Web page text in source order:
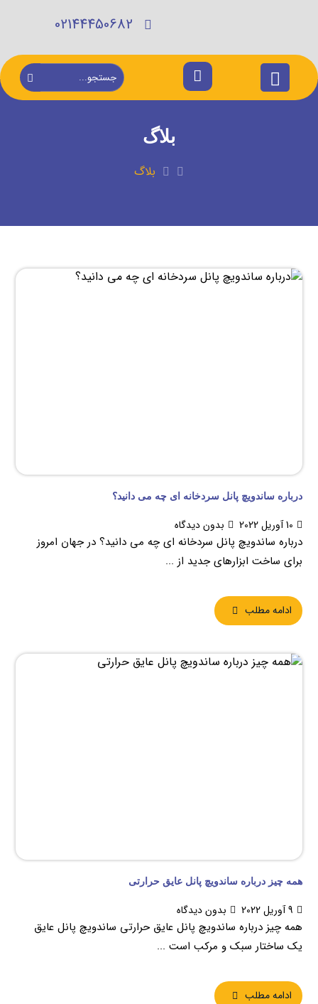
02144450682
بلاگ
بلاگ
درباره ساندویچ پانل سردخانه ای چه می دانید؟
10 آوریل 2022 بدون دیدگاه
درباره ساندویچ پانل سردخانه ای چه می دانید؟ در جهان امروز
برای ساخت ابزارهای جدید از ...
ادامه مطلب
همه چیز درباره ساندویچ پانل عایق حرارتی
9 آوریل 2022 بدون دیدگاه
همه چیز درباره ساندویچ پانل عایق حرارتی ساندویچ پانل عایق
یک ساختار سبک و مرکب است ...
ادامه مطلب